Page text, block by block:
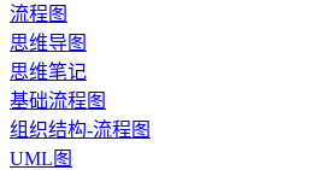
流程图
思维导图
思维笔记
基础流程图
组织结构-流程图
UML图